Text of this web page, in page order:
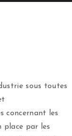
sous toutes
concernant les
place par les